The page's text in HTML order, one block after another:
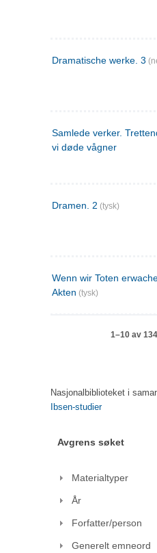
Dramatische werke. 3
Samlede verker.
vi døde vågner
Dramen. 2 (tysk)
Wenn wir Toten
Akten (tysk)
1–10 av 134
Nasjonalbiblioteket i
Ibsen-studier
Avgrens søket
Materialtyper
År
Forfatter/person
Generelt emneord